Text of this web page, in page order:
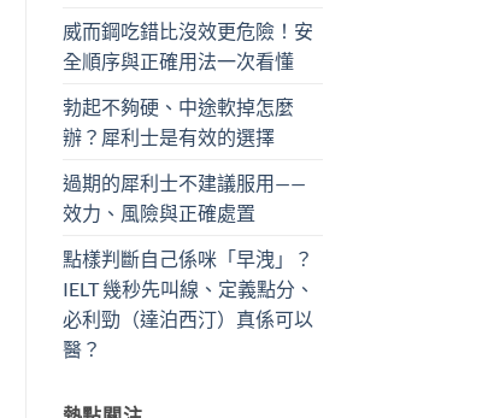
威而鋼吃錯比沒效更危險！安
全順序與正確用法一次看懂
勃起不夠硬、中途軟掉怎麼
辦？犀利士是有效的選擇
過期的犀利士不建議服用——
效力、風險與正確處置
點樣判斷自己係咪「早洩」？
IELT 幾秒先叫線、定義點分、
必利勁（達泊西汀）真係可以
醫？